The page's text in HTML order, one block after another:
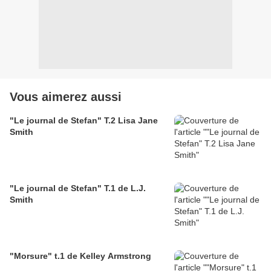
Vous aimerez aussi
"Le journal de Stefan" T.2 Lisa Jane
Smith
"Le journal de Stefan" T.1 de L.J.
Smith
"Morsure" t.1 de Kelley Armstrong